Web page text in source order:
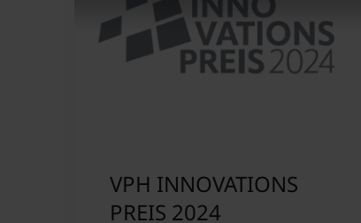
VPH INNOVATIONS
PREIS 2024